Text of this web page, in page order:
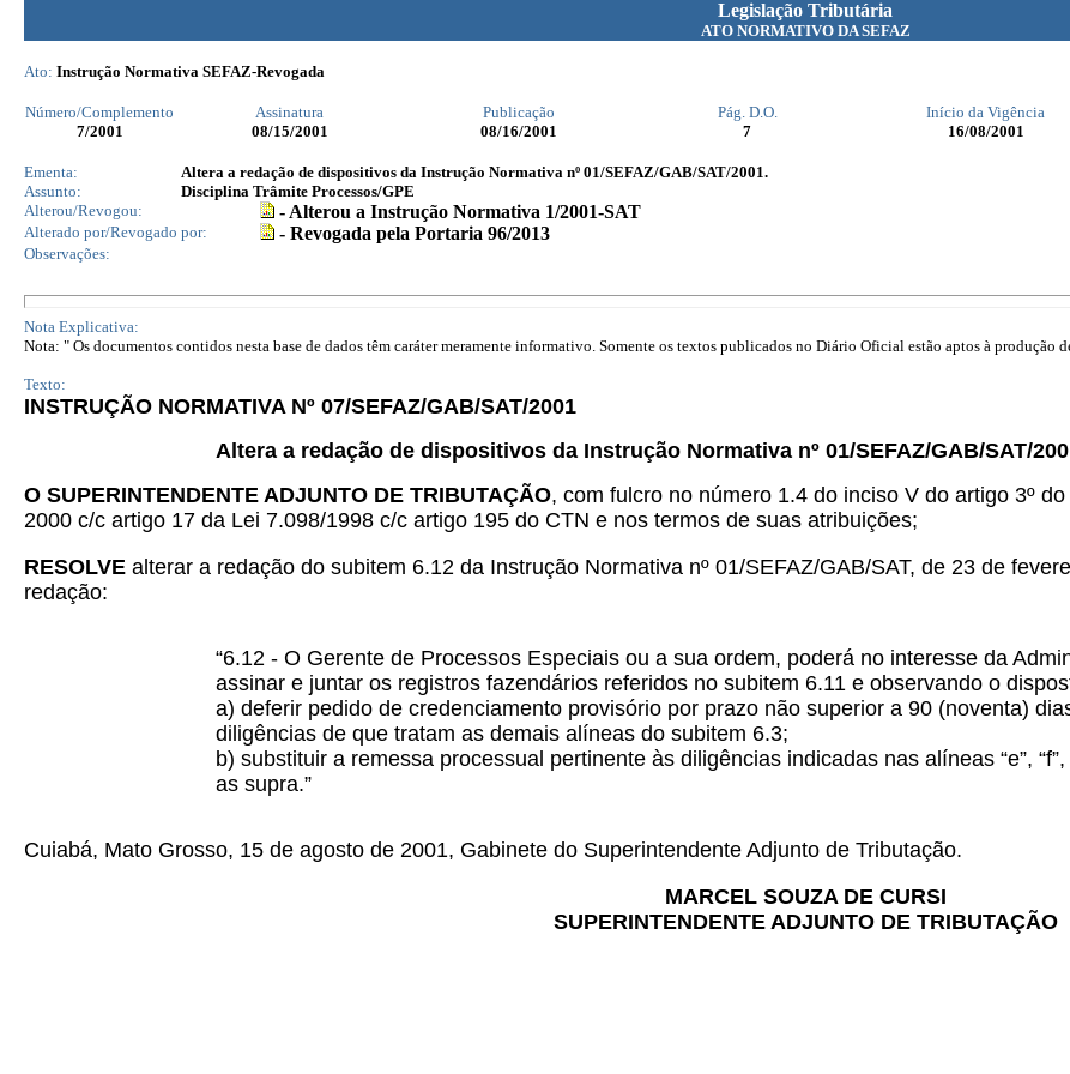
Legislação Tributária
ATO NORMATIVO DA SEFAZ
Ato: Instrução Normativa SEFAZ-Revogada
Número/Complemento Assinatura Publicação Pág. D.O. Início da Vigência
7/2001 08/15/2001 08/16/2001 7 16/08/2001
Ementa:
Altera a redação de dispositivos da Instrução Normativa nº 01/SEFAZ/GAB/SAT/2001.
Assunto:
Disciplina Trâmite Processos/GPE
Alterou/Revogou:
- Alterou a Instrução Normativa 1/2001-SAT
Alterado por/Revogado por: - Revogada pela Portaria 96/2013
Observações:
Nota Explicativa:
Nota: " Os documentos contidos nesta base de dados têm caráter meramente informativo. Somente os textos publicados no Diário Oficial estão aptos à produção
Texto:
INSTRUÇÃO NORMATIVA Nº 07/SEFAZ/GAB/SAT/2001
Altera a redação de dispositivos da Instrução Normativa nº 01/SEFAZ/GAB/SAT/
O SUPERINTENDENTE ADJUNTO DE TRIBUTAÇÃO, com fulcro no número 1.4 do inciso V do artigo 3º
2000 c/c artigo 17 da Lei 7.098/1998 c/c artigo 195 do CTN e nos termos de suas atribuições;
RESOLVE alterar a redação do subitem 6.12 da Instrução Normativa nº 01/SEFAZ/GAB/SAT, de 23 de
redação:
“6.12 - O Gerente de Processos Especiais ou a sua ordem, poderá no interesse da
assinar e juntar os registros fazendários referidos no subitem 6.11 e observando o
a) deferir pedido de credenciamento provisório por prazo não superior a 90 (noventa)
diligências de que tratam as demais alíneas do subitem 6.3;
b) substituir a remessa processual pertinente às diligências indicadas nas alíneas “e”,
as supra.”
Cuiabá, Mato Grosso, 15 de agosto de 2001, Gabinete do Superintendente Adjunto de Tributação.
MARCEL SOUZA DE CURSI
SUPERINTENDENTE ADJUNTO DE TRIBUTAÇÃO